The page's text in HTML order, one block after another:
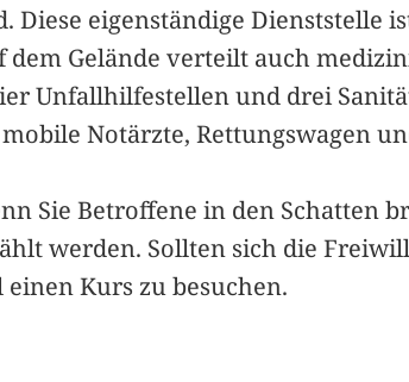
Diese eigenständige Dienststelle
Gelände verteilt auch
Unfallhilfestellen und drei
Notärzte, Rettungswagen
Sie Betroffene in den Schatten
werden. Sollten sich die
Kurs zu besuchen.